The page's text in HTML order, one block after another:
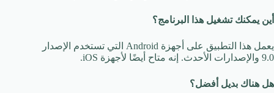
أين يمكنك تشغيل هذا البرنامج؟
يعمل هذا التطبيق على أجهزة Android التي تستخدم الإصدار
9.0 والإصدارات الأحدث. إنه متاح أيضًا لأجهزة iOS.
هل هناك بديل أفضل؟